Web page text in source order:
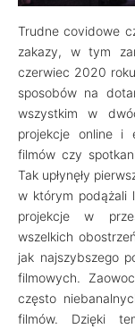
Trudne covidowe
zakazy, w tym
czerwiec 2020
sposobów na
wszystkim w
projekcje online i
filmów czy
Tak upłynęły
w którym podążali
projekcje w
wszelkich
jak najszybszego
filmowych.
często
filmów. Dzięki